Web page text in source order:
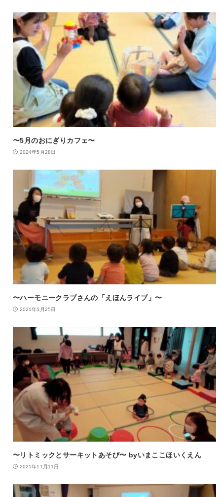
〜5月のおにぎりカフェ〜
2024年5月28日
〜ハーモニークラブさんの「えほんライブ」〜
2021年5月25日
〜リトミックとサーキットあそび〜 byいまここほいくえん
2021年11月11日